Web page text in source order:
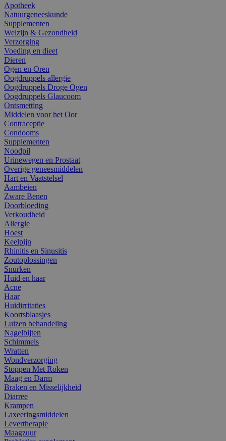
Apotheek
Natuurgeneeskunde
Supplementen
Welzijn & Gezondheid
Verzorging
Voeding en dieet
Dieren
Ogen en Oren
Oogdruppels allergie
Oogdruppels Droge Ogen
Oogdruppels Glaucoom
Ontsmetting
Middelen voor het Oor
Contraceptie
Condooms
Supplementen
Noodpil
Urinewegen en Prostaat
Overige geneesmiddelen
Hart en Vaatstelsel
Aambeien
Zware Benen
Doorbloeding
Verkoudheid
Allergie
Hoest
Keelpijn
Rhinitis en Sinusitis
Zoutoplossingen
Snurken
Huid en haar
Acne
Haar
Huidirritaties
Koortsblaasjes
Luizen behandeling
Nagelbijten
Schimmels
Wratten
Wondverzorging
Stoppen Met Roken
Maag en Darm
Braken en Misselijkheid
Diarree
Krampen
Laxeeringsmiddelen
Levertherapie
Maagzuur